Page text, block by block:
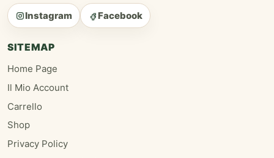
Instagram Facebook
SITEMAP
Home Page
Il Mio Account
Carrello
Shop
Privacy Policy